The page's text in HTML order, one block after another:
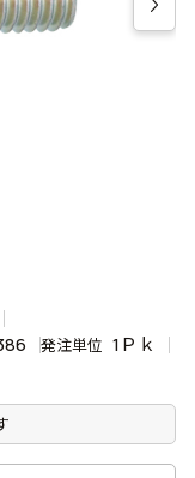
発注単位 1Ｐｋ